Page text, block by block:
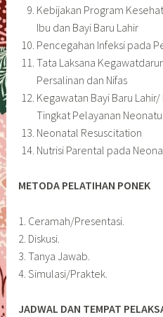
Kebijakan Program
Ibu dan Bayi Baru Lahir
Pencegahan Infeksi pada
Tata Laksana
Persalinan dan Nifas
Kegawatan Bayi Baru
Tingkat Pelayanan
Neonatal Resuscitation
Nutrisi Parental pada
METODA PELATIHAN PONEK
1. Ceramah/Presentasi.
2. Diskusi.
3. Tanya Jawab.
4. Simulasi/Praktek.
JADWAL DAN TEMPAT